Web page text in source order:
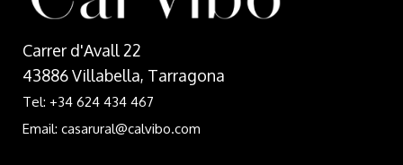
Carrer d'Avall 22
43886 Villabella, Tarragona
Tel: +34 624 434 467
Email: casarural@calvibo.com